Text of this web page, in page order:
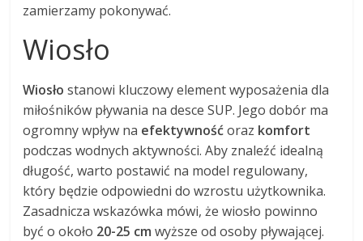
zamierzamy pokonywać.
Wiosło
Wiosło stanowi kluczowy element wyposażenia dla
miłośników pływania na desce SUP. Jego dobór ma
ogromny wpływ na efektywnośćoraz komfort
podczas wodnych aktywności. Aby znaleźć idealną
długość, warto postawić na model regulowany,
który będzie odpowiedni do wzrostu użytkownika.
Zasadnicza wskazówka mówi, że wiosło powinno
być o około 20-25 cm wyższe od osoby pływającej.